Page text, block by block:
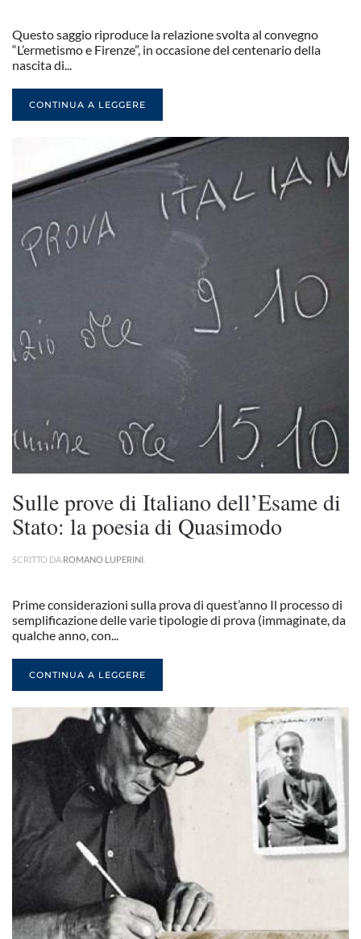
Questo saggio riproduce la relazione svolta al convegno
“L’ermetismo e Firenze”, in occasione del centenario della
nascita di...
CONTINUA A LEGGERE
Sulle prove di Italiano dell’Esame di
Stato: la poesia di Quasimodo
SCRITTO DA ROMANO LUPERINI
Prime considerazioni sulla prova di quest’anno Il processo di
semplificazione delle varie tipologie di prova (immaginate, da
qualche anno, con...
CONTINUA A LEGGERE